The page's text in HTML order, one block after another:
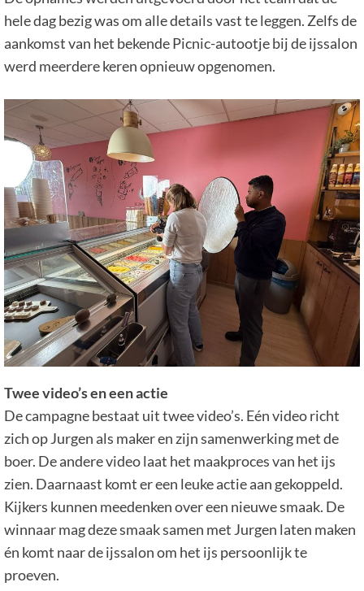
hele dag bezig was om alle details vast te leggen. Zelfs de
aankomst van het bekende Picnic-autootje bij de ijssalon
werd meerdere keren opnieuw opgenomen.
Twee video’s en een actie
De campagne bestaat uit twee video’s. Eén video richt
zich op Jurgen als maker en zijn samenwerking met de
boer. De andere video laat het maakproces van het ijs
zien. Daarnaast komt er een leuke actie aan gekoppeld.
Kijkers kunnen meedenken over een nieuwe smaak. De
winnaar mag deze smaak samen met Jurgen laten maken
én komt naar de ijssalon om het ijs persoonlijk te
proeven.